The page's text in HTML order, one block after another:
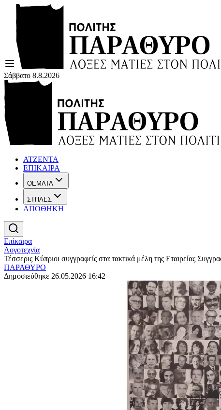
Σάββατο 8.8.2026
ΑΤΖΕΝΤΑ
ΕΠΙΚΑΙΡΑ
ΘΕΜΑΤΑ
ΣΤΗΛΕΣ
ΑΠΟΘΗΚΗ
Επίκαιρα
Λογοτεχνία
Τέσσερις Κύπριοι συγγραφείς στα τακτικά μέλη της Εταιρείας
ΠΑΡΑΘΥΡΟ
Δημοσιεύθηκε 26.05.2026 16:42